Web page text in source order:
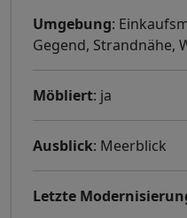
Umgebung:
Gegend, Strandnähe,
Möbliert: ja
Ausblick: Meerblick
Letzte